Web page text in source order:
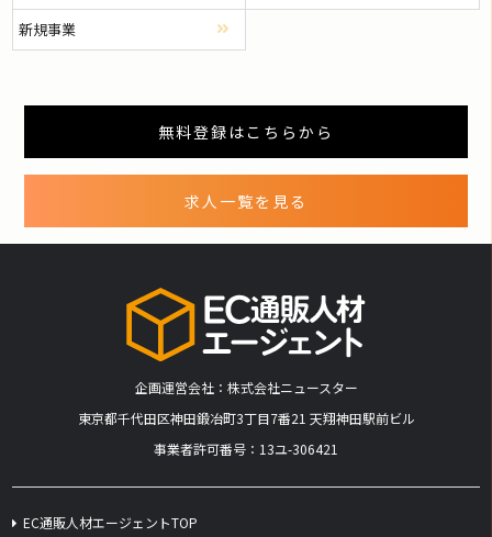
新規事業
無料登録はこちらから
求人一覧を見る
企画運営会社：株式会社ニュースター
​東京都千代田区神田鍛冶町3丁目7番21 天翔神田駅前ビル
事業者許可番号：13ユ-306421
EC通販人材エージェントTOP